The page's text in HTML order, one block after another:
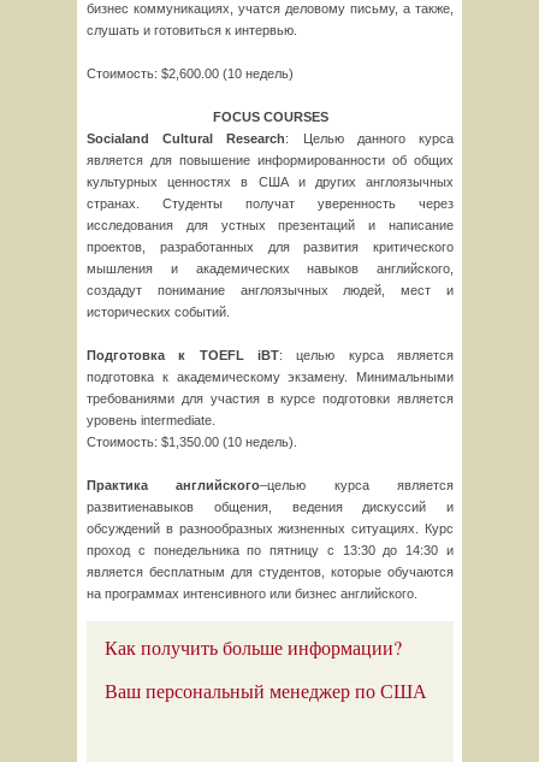
бизнес коммуникациях, учатся деловому письму, а также,
слушать и готовиться к интервью.
Cтоимость: $2,600.00 (10 недель)
FOCUS COURSES
SocialandCulturalResearch: Целью данного курса
является для повышение информированности об общих
культурных ценностях в США и других англоязычных
странах. Студенты получат уверенность через
исследования для устных презентаций и написание
проектов, разработанных для развития критического
мышления и академических навыков английского,
создадут понимание англоязычных людей, мест и
исторических событий.
Подготовка к TOEFLiBT: целью курса является
подготовка к академическому экзамену. Минимальными
требованиями для участия в курсе подготовки является
уровень intermediate.
Cтоимость: $1,350.00 (10 недель).
Практика английского–целью курса является
развитиенавыков общения, ведения дискуссий и
обсуждений в разнообразных жизненных ситуациях. Курс
проход с понедельника по пятницу с 13:30 до 14:30 и
является бесплатным для студентов, которые обучаются
на программах интенсивного или бизнес английского.
Как получить больше информации?
Ваш персональный менеджер по США